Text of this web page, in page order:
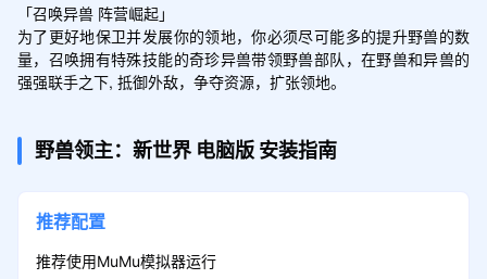
「召唤异兽 阵营崛起」
为了更好地保卫并发展你的领地，你必须尽可能多的提升野兽的数
量，召唤拥有特殊技能的奇珍异兽带领野兽部队，在野兽和异兽的
强强联手之下, 抵御外敌，争夺资源，扩张领地。
野兽领主：新世界 电脑版 安装指南
推荐配置
推荐使用MuMu模拟器运行